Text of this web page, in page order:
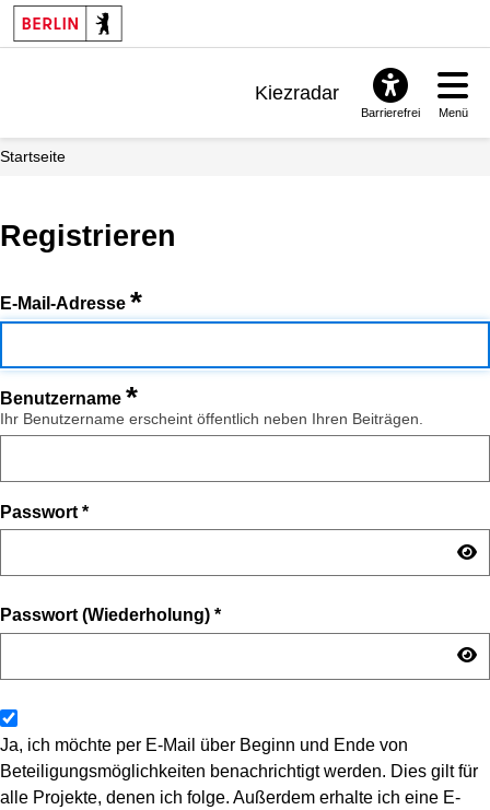
Kiezradar
Barrierefrei Menü
Startseite
Registrieren
E-Mail-Adresse *
Benutzername *
Ihr Benutzername erscheint öffentlich neben Ihren Beiträgen.
Passwort *
Passwort (Wiederholung) *
Ja, ich möchte per E-Mail über Beginn und Ende von
Beteiligungsmöglichkeiten benachrichtigt werden. Dies gilt für
alle Projekte, denen ich folge. Außerdem erhalte ich eine E-